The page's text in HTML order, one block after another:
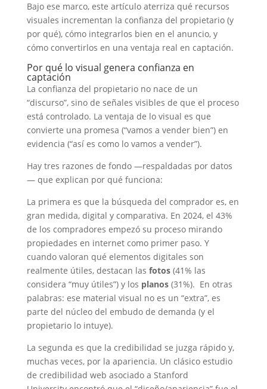
Bajo ese marco, este artículo aterriza qué recursos
visuales incrementan la confianza del propietario (y
por qué), cómo integrarlos bien en el anuncio, y
cómo convertirlos en una ventaja real en captación.
Por qué lo visual genera confianza en
captación
La confianza del propietario no nace de un
“discurso”, sino de señales visibles de que el proceso
está controlado. La ventaja de lo visual es que
convierte una promesa (“vamos a vender bien”) en
evidencia (“así es como lo vamos a vender”).
Hay tres razones de fondo —respaldadas por datos
— que explican por qué funciona:
La primera es que la búsqueda del comprador es, en
gran medida, digital y comparativa. En 2024, el 43%
de los compradores empezó su proceso mirando
propiedades en internet como primer paso. Y
cuando valoran qué elementos digitales son
realmente útiles, destacan las fotos(41% las
considera “muy útiles”) y los planos(31%). En otras
palabras: ese material visual no es un “extra”, es
parte del núcleo del embudo de demanda (y el
propietario lo intuye).
La segunda es que la credibilidad se juzga rápido y,
muchas veces, por la apariencia. Un clásico estudio
de credibilidad web asociado a Stanford